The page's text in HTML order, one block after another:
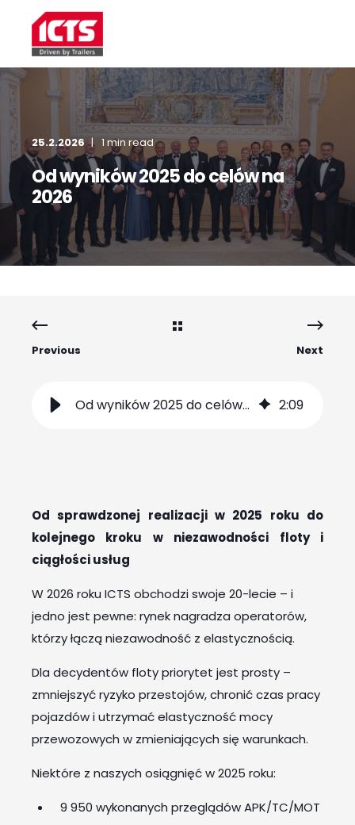
25.2.2026 1 min read
Od wyników 2025 do celów na
2026
Previous Next
Od wyników 2025 do celów na 2026 2:09
Od sprawdzonej realizacji w 2025 roku do
kolejnego kroku w niezawodności floty i
ciągłości usług
W 2026 roku ICTS obchodzi swoje 20-lecie – i
jedno jest pewne: rynek nagradza operatorów,
którzy łączą niezawodność z elastycznością.
Dla decydentów floty priorytet jest prosty –
zmniejszyć ryzyko przestojów, chronić czas pracy
pojazdów i utrzymać elastyczność mocy
przewozowych w zmieniających się warunkach.
Niektóre z naszych osiągnięć w 2025 roku:
9 950 wykonanych przeglądów APK/TC/MOT